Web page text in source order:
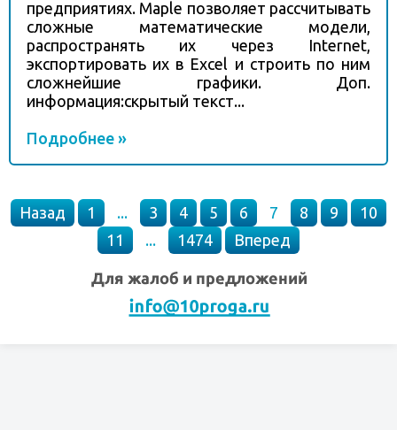
предприятиях. Maple позволяет рассчитывать
сложные математические модели,
распространять их через Internet,
экспортировать их в Excel и строить по ним
сложнейшие графики. Доп.
информация:скрытый текст...
Подробнее »
Назад 1 ... 3 4 5 6 7 8 9
10
11
... 1474 Вперед